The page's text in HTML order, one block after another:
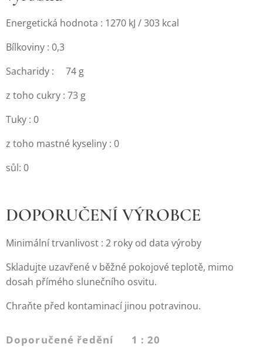
Energetická hodnota : 1270 kJ / 303 kcal
Bílkoviny : 0,3
Sacharidy : 74 g
z toho cukry : 73 g
Tuky : 0
z toho mastné kyseliny : 0
sůl: 0
DOPORUČENÍ VÝROBCE
Minimální trvanlivost : 2 roky od data výroby
Skladujte uzavřené v běžné pokojové teplotě, mimo
dosah přímého slunečního osvitu.
Chraňte před kontaminací jinou potravinou.
Doporučené ředění 1 : 20